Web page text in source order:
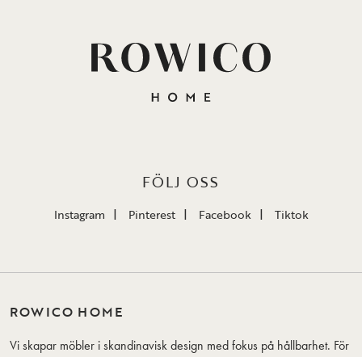
FÖLJ OSS
Instagram Pinterest Facebook Tiktok
ROWICO HOME
Vi skapar möbler i skandinavisk design med fokus på hållbarhet. För